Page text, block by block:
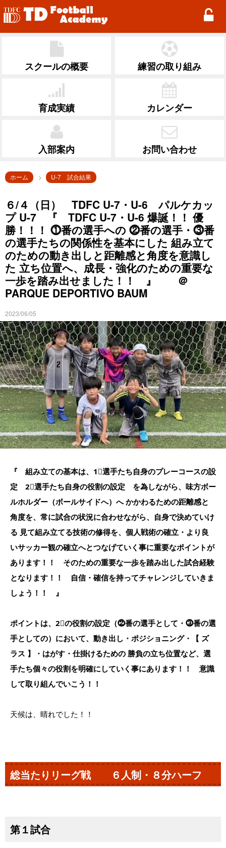
スクールの概要 練習の取り組み
育成実績 カレンダー
入部案内 お問い合わせ
ホーム U-7 試合結果
６/４（日） TDFC U-7・U-6 パルケカッ
プ U-7 『 TDFC U-7・U-6 爆誕！！ 優
勝！！！ ⓵番の選手への ⓶番の選手・⓷番
の選手たちの関係性を基本にした 組み立て
のための動き出しと距離感と角度を意識し
た 立ち位置へ、成長・強化のための重要な
一歩を踏み出せました！！ 』 ＠
PARQUE DEPORTIVO BAUM
2023/06/05
『 組み立ての基本は、1⃣選手たち自身のプレーコースの設
定 2⃣選手たち自身の役割の設定 を為しながら、味方ボー
ルホルダー（ボールサイドへ）へ かかわるための距離感と
角度を、常に試合の状況に合わせながら、自身で決めていけ
る 見て組み立てる技術の修得を、個人戦術の確立・より良
いサッカー観の確立へとつなげていく事に重要なポイントが
あります！！ そのための重要な一歩を踏み出した試合経験
となります！！ 自信・確信を持ってチャレンジしていきま
しょう！！ 』
ポイントは、2⃣の役割の設定（⓶番の選手として・⓷番の選
手としての）において、動き出し・ポジショニング・【 ズ
ラス 】・はがす・仕掛けるための 勝負の立ち位置など、選
手たち個々の役割を明確にしていく事にあります！！ 意識
して取り組んでいこう！！
天候は、晴れでした！！
総当たりリーグ戦 ６人制・８分ハーフ
第１試合